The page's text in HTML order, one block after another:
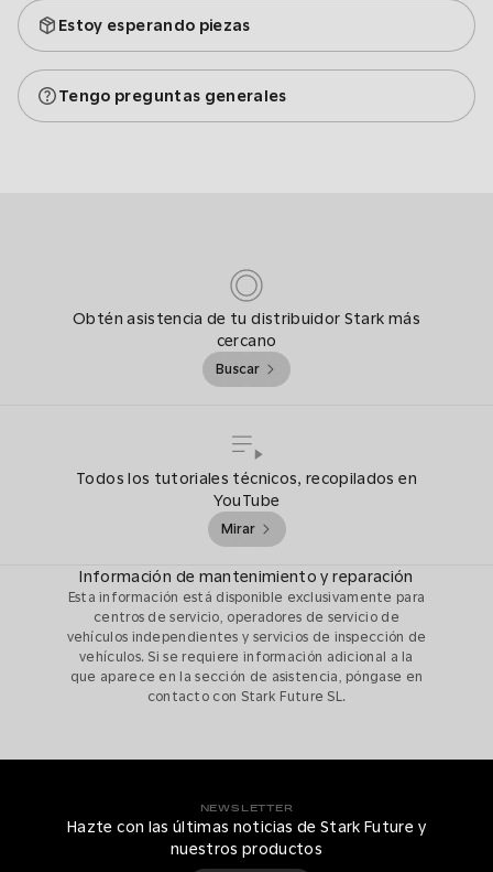
Estoy esperando piezas
Tengo preguntas generales
Obtén asistencia de tu distribuidor Stark más
cercano
Buscar
Todos los tutoriales técnicos, recopilados en
YouTube
Mirar
Información de mantenimiento y reparación
Esta información está disponible exclusivamente para
centros de servicio, operadores de servicio de
vehículos independientes y servicios de inspección de
vehículos. Si se requiere información adicional a la
que aparece en la sección de asistencia, póngase en
contacto con Stark Future SL.
NEWSLETTER
Hazte con las últimas noticias de Stark Future y
nuestros productos